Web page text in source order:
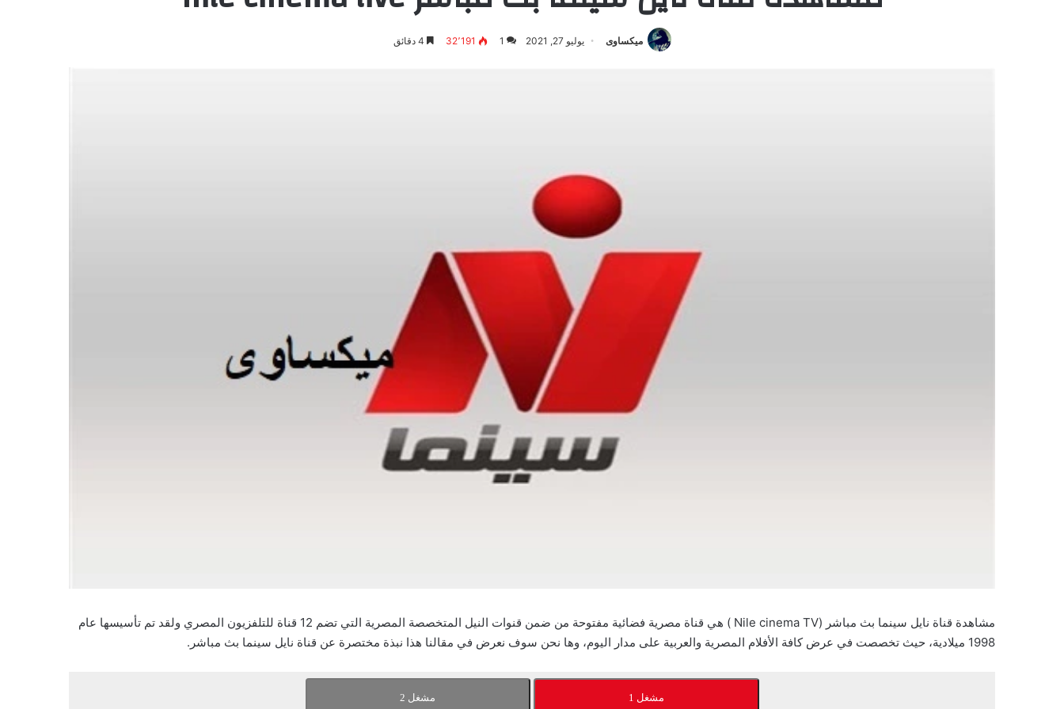
ميكساوى يوليو 27, 2021 1 32٬191
مشاهدة قناة نايل سينما بث مباشر (Nile cinema TV ) هي قناة مصرية فضائية مفتوحة من ضمن قنوات النيل المتخصصة المصرية التي تضم 12 قناة للتلفزيون المصري ولقد تم تأسيسها عام
1998 ميلادية، حيث تخصصت في عرض كافة الأفلام المصرية والعربية على مدار اليوم، وها نحن سوف نعرض في مقالنا هذا نبذة مختصرة عن قناة نايل سينما بث مباشر.